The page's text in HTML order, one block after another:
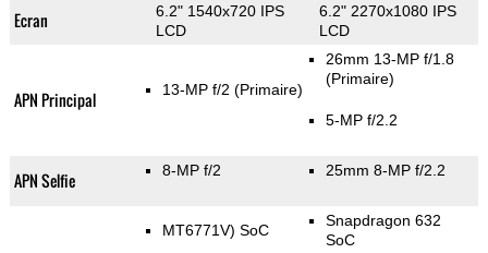
Ecran
6.2" 1540x720 IPS
LCD
6.2" 2270x1080 IPS
LCD
APN Principal 13-MP f/2 (Primaire)
26mm 13-MP f/1.8
(Primaire)
5-MP f/2.2
APN Selfie 8-MP f/2 25mm 8-MP f/2.2
MT6771V) SoC
Snapdragon 632
SoC